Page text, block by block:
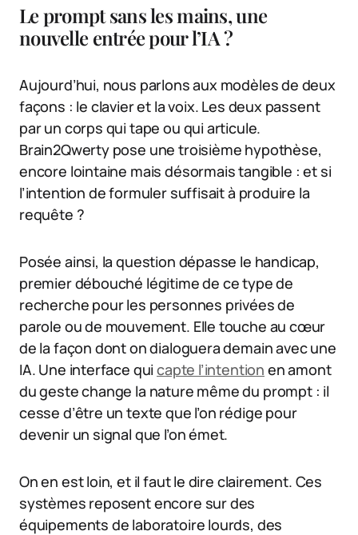
Le prompt sans les mains, une
nouvelle entrée pour l’IA ?
Aujourd’hui, nous parlons aux modèles de deux
façons : le clavier et la voix. Les deux passent
par un corps qui tape ou qui articule.
Brain2Qwerty pose une troisième hypothèse,
encore lointaine mais désormais tangible : et si
l’intention de formuler suffisait à produire la
requête ?
Posée ainsi, la question dépasse le handicap,
premier débouché légitime de ce type de
recherche pour les personnes privées de
parole ou de mouvement. Elle touche au cœur
de la façon dont on dialoguera demain avec une
IA. Une interface quicapte l’intention en amont
du geste change la nature même du prompt : il
cesse d’être un texte que l’on rédige pour
devenir un signal que l’on émet.
On en est loin, et il faut le dire clairement. Ces
systèmes reposent encore sur des
équipements de laboratoire lourds, des